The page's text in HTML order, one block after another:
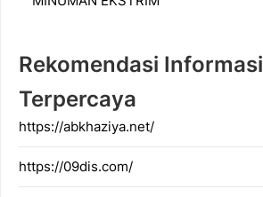
Rekomendasi Informasi
Terpercaya
https://abkhaziya.net/
https://09dis.com/